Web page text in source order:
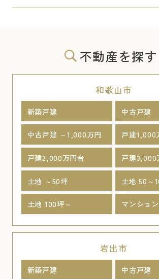
不動産を探す
和歌山市
新築戸建 中古戸建
中古戸建 ～1,000万円 戸建1,000
戸建2,000万円台 戸建3,000
土地 ～50坪 土地 50～
土地 100坪～ マンション
岩出市
新築戸建 中古戸建